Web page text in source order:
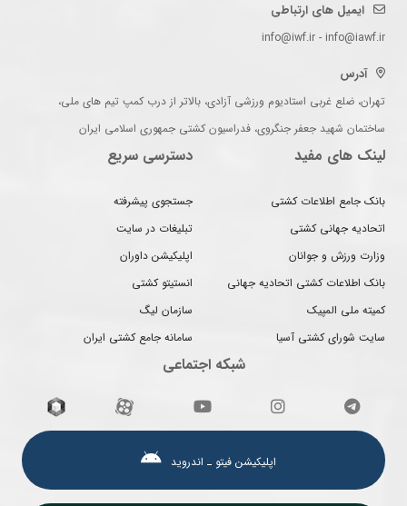
ایمیل های ارتباطی
info@iwf.ir - info@iawf.ir
آدرس
تهران، ضلع غربی استادیوم ورزشی آزادی، بالاتر از درب کمپ تیم های ملی،
ساختمان شهید جعفر جنگروی، فدراسیون کشتی جمهوری اسلامی ایران
لینک های مفید
بانک جامع اطلاعات کشتی
اتحادیه جهانی کشتی
وزارت ورزش و جوانان
بانک اطلاعات کشتی اتحادیه جهانی
کمیته ملی المپیک
سایت شورای کشتی آسیا
دسترسی سریع
جستجوی پیشرفته
تبلیغات در سایت
اپلیکیشن داوران
انستیتو کشتی
سازمان لیگ
سامانه جامع کشتی ایران
شبکه اجتماعی
اپلیکیشن فیتو ـ اندروید